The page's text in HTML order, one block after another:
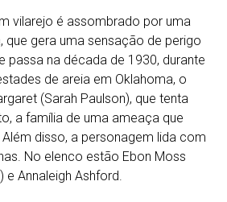
vilarejo é assombrado por uma
que gera uma sensação de perigo
passa na década de 1930, durante
de areia em Oklahoma, o
(Sarah Paulson), que tenta
a família de uma ameaça que
disso, a personagem lida com
No elenco estão Ebon Moss
e Annaleigh Ashford.